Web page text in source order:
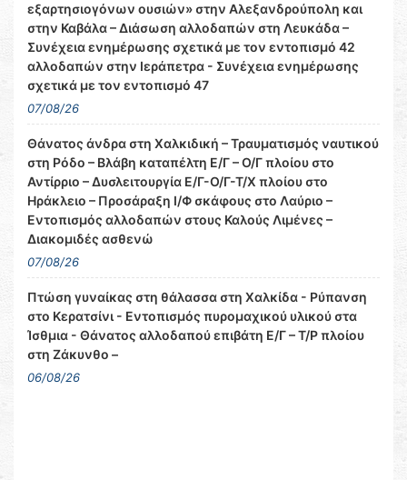
εξαρτησιογόνων ουσιών» στην Αλεξανδρούπολη και
στην Καβάλα – Διάσωση αλλοδαπών στη Λευκάδα –
Συνέχεια ενημέρωσης σχετικά με τον εντοπισμό 42
αλλοδαπών στην Ιεράπετρα - Συνέχεια ενημέρωσης
σχετικά με τον εντοπισμό 47
07/08/26
Θάνατος άνδρα στη Χαλκιδική – Τραυματισμός ναυτικού
στη Ρόδο – Βλάβη καταπέλτη Ε/Γ – Ο/Γ πλοίου στο
Αντίρριο – Δυσλειτουργία Ε/Γ-Ο/Γ-Τ/Χ πλοίου στο
Ηράκλειο – Προσάραξη Ι/Φ σκάφους στο Λαύριο –
Εντοπισμός αλλοδαπών στους Καλούς Λιμένες –
Διακομιδές ασθενώ
07/08/26
Πτώση γυναίκας στη θάλασσα στη Χαλκίδα - Ρύπανση
στο Κερατσίνι - Εντοπισμός πυρομαχικού υλικού στα
Ίσθμια - Θάνατος αλλοδαπού επιβάτη Ε/Γ – Τ/Ρ πλοίου
στη Ζάκυνθο –
06/08/26